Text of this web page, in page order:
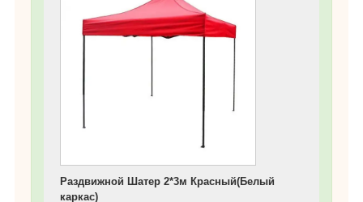
Раздвижной Шатер 2*3м Красный(Белый
каркас)